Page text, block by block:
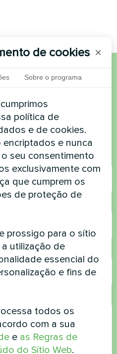
tem
lo
de cookies ×
Sobre o programa
política de
e de cookies.
e nunca
seu consentimento
exclusivamente com
que cumprem os
de proteção de
prossigo para o sítio
utilização de
essencial do
e fins de
todos os
com a sua
e as Regras de
do Sítio Web.